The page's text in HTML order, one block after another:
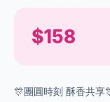
$158
🎊團圓時刻 酥香共